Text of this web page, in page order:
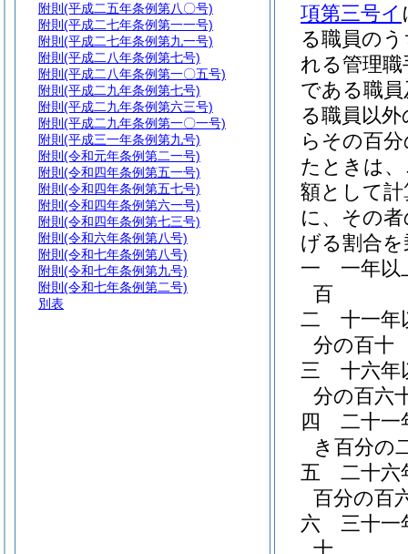
項第三号イ
る職員の
れる管理
である職
る職員以
らその百
たときは
額として
に、その
げる割合
一
一年以
百
二
十一年
分の百十
三
十六年
分の百六
四
二十一
き百分の
五
二十六
百分の百
六
三十一
十
附則 (平成二五年条例第八〇号)
附則 (平成二七年条例第一一号)
附則 (平成二七年条例第九一号)
附則 (平成二八年条例第七号)
附則 (平成二八年条例第一〇五号)
附則 (平成二九年条例第七号)
附則 (平成二九年条例第六三号)
附則 (平成二九年条例第一〇一号)
附則 (平成三一年条例第九号)
附則 (令和元年条例第二一号)
附則 (令和四年条例第五一号)
附則 (令和四年条例第五七号)
附則 (令和四年条例第六一号)
附則 (令和四年条例第七三号)
附則 (令和六年条例第八号)
附則 (令和七年条例第八号)
附則 (令和七年条例第九号)
附則 (令和七年条例第二号)
別表